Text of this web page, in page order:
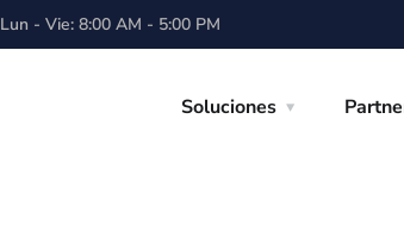
Lun - Vie: 8:00 AM - 5:00 PM
Soluciones